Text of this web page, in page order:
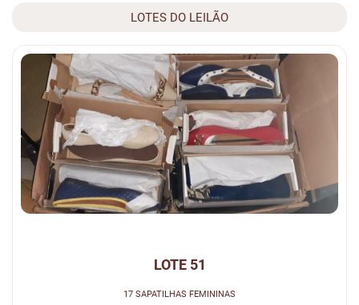
LOTES DO LEILÃO
LOTE 51
17 SAPATILHAS FEMININAS